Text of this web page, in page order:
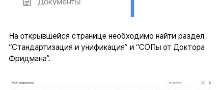
На открывшейся странице необходимо найти раздел
“Стандартизация и унификация” и “СОПы от Доктора
Фридмана”.